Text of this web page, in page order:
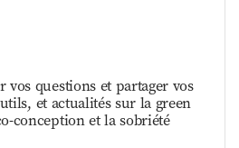
questions et partager vos
et actualités sur la green
conception et la sobriété